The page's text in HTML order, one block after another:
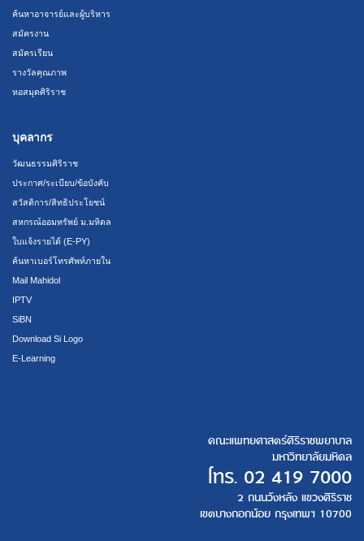
ค้นหาอาจารย์และผู้บริหาร
สมัครงาน
สมัครเรียน
รางวัลคุณภาพ
หอสมุดศิริราช
บุคลากร
วัฒนธรรมศิริราช
ประกาศ/ระเบียบ/ข้อบังคับ
สวัสดิการ/สิทธิประโยชน์
สหกรณ์ออมทรัพย์ ม.มหิดล
ใบแจ้งรายได้ (E-PY)
ค้นหาเบอร์โทรศัพท์ภายใน
Mail Mahidol
IPTV
SiBN
Download Si Logo
E-Learning
คณะแพทยศาสตร์ศิริราชพยาบาล
มหาวิทยาลัยมหิดล
โทร. 02 419 7000
2 ถนนวังหลัง แขวงศิริราช
เขตบางกอกน้อย กรุงเทพฯ 10700